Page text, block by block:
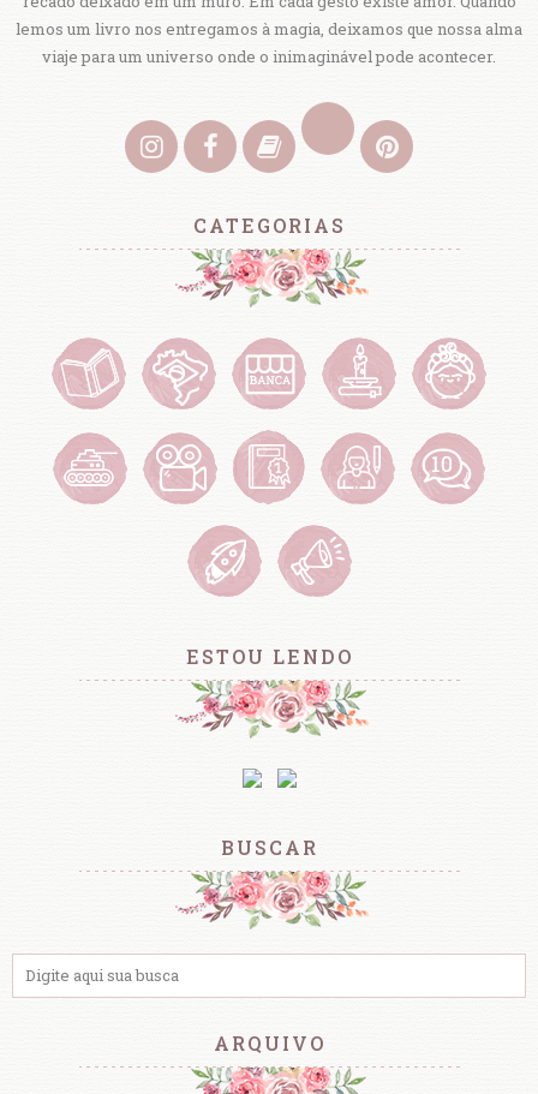
lemos um livro nos entregamos à magia, deixamos que nossa alma
viaje para um universo onde o inimaginável pode acontecer.
CATEGORIAS
ESTOU LENDO
BUSCAR
ARQUIVO